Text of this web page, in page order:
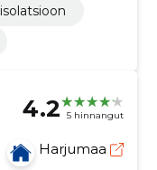
isolatsioon
4.2 5 hinnangut
Harjumaa